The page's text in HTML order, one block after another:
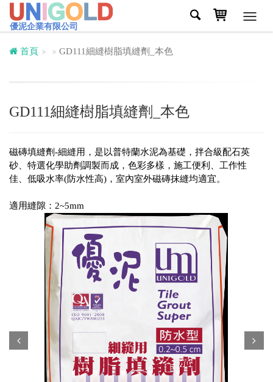
優泥企業有限公司
首頁 GD111細縫樹脂填縫劑_本色
GD111細縫樹脂填縫劑_本色
磁磚填縫劑-細縫用，是以普特蘭水泥為基礎，拌合級配石英
砂、特選化學助劑調製而成，色彩多樣，施工便利、工作性
佳、低吸水率(防水性高)，室內室外磁磚抹縫均適宜。
適用縫隙：2~5mm
Prev Next